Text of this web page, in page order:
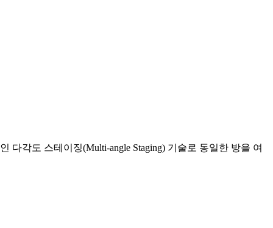
각도 스테이징(Multi-angle Staging) 기술로 동일한 방을 여